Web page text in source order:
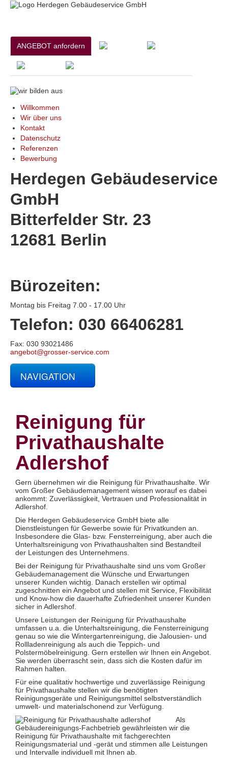
ANGEBOT anfordern
Willkommen
Wir über uns
Kontakt
Datenschutz
Referenzen
Bewerbung
Herdegen Gebäudeservice
GmbH
Bitterfelder Str. 23
12681 Berlin
Bürozeiten:
Montag bis Freitag 7.00 - 17.00 Uhr
Telefon: 030 66406281
Fax: 030 93021486
angebot@grosser-service.com
NAVIGATION
Baureinigung
Büroreinigung
Centerreinigung
Fassadenreinigung und Denkmalpflege
Fensterreinigung
Fitnessstudioreinigung
Glas- und Glasfassadenreinigung
Großküchenreinigung
Grundreinigung
Industriereinigung
Kino- und Theatersaalreinigung
Kitareinigung
Praxisreinigung
Privathaushaltsreinigung
Restaurantreinigung
Schulreinigung
Solaranlagenreinigung mit Osmosetechnik
Teppichbodenreinigung
Veranstaltungsreinigung
Verkehrs- und Grauflächenreinigung
Verkehrsmittelreinigung
Hausmeisterservice
Grünflächenpflege
Winterdienst
Reinigung für
Privathaushalte
Adlershof
Gern übernehmen wir die Reinigung für Privathaushalte. Wir
vom Großer Gebäudemanagement wissen worauf es dabei
ankommt: Zuverlässigkeit, Vertrauen und Professionalität in
Adlershof.
Die Herdegen Gebäudeservice GmbH biete alle
Dienstleistungen für Gewerbe sowie für Privatkunden an.
Insbesondere die Glas- bzw. Fensterreinigung, aber auch die
Unterhaltsreinigung von Privathaushalten sind Bestandteil
der Leistungen des Unternehmens.
Bei der Reinigung für Privathaushalte sind uns vom Großer
Gebäudemanagement die Wünsche und Erwartungen
unserer Kunden wichtig. Danach erstellen wir optimal
zugeschnitten ein Angebot und stellen mit Service, Flexibilität
und Know-how die dauerhafte Zufriedenheit unserer Kunden
sicher in Adlershof.
Unsere Leistungen der Reinigung für Privathaushalte
umfassen u.a. die Unterhaltsreinigung, die Fensterreinigung
genau so wie die Wintergartenreinigung, die Jalousien- und
Rollladenreinigung als auch die Teppich- und
Polstermöbelreinigung. Gern erstellen wir Ihnen ein Angebot.
Sie werden überrascht sein, dass sich die Kosten dafür im
Rahmen halten.
Für eine qualitativ hochwertige und zuverlässige Reinigung
für Privathaushalte stellen wir die benötigten
Reinigungsgeräte und Reinigungsmittel selbstverständlich
umwelt- und materialschonend zur Verfügung.
Als
Gebäudereinigungs-Fachbetrieb gewährleisten wir die
Reinigung für Privathaushalte mit fachgerechten
Reinigungsmaterial und -gerät und stimmen alle Leistungen
und Intervalle individuell mit Ihnen ab.